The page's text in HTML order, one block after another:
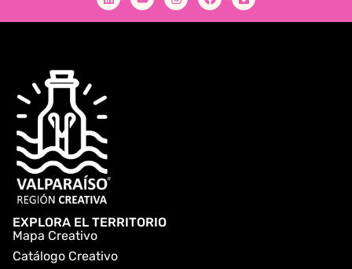
EXPLORA EL TERRITORIO
Mapa Creativo
Catálogo Creativo